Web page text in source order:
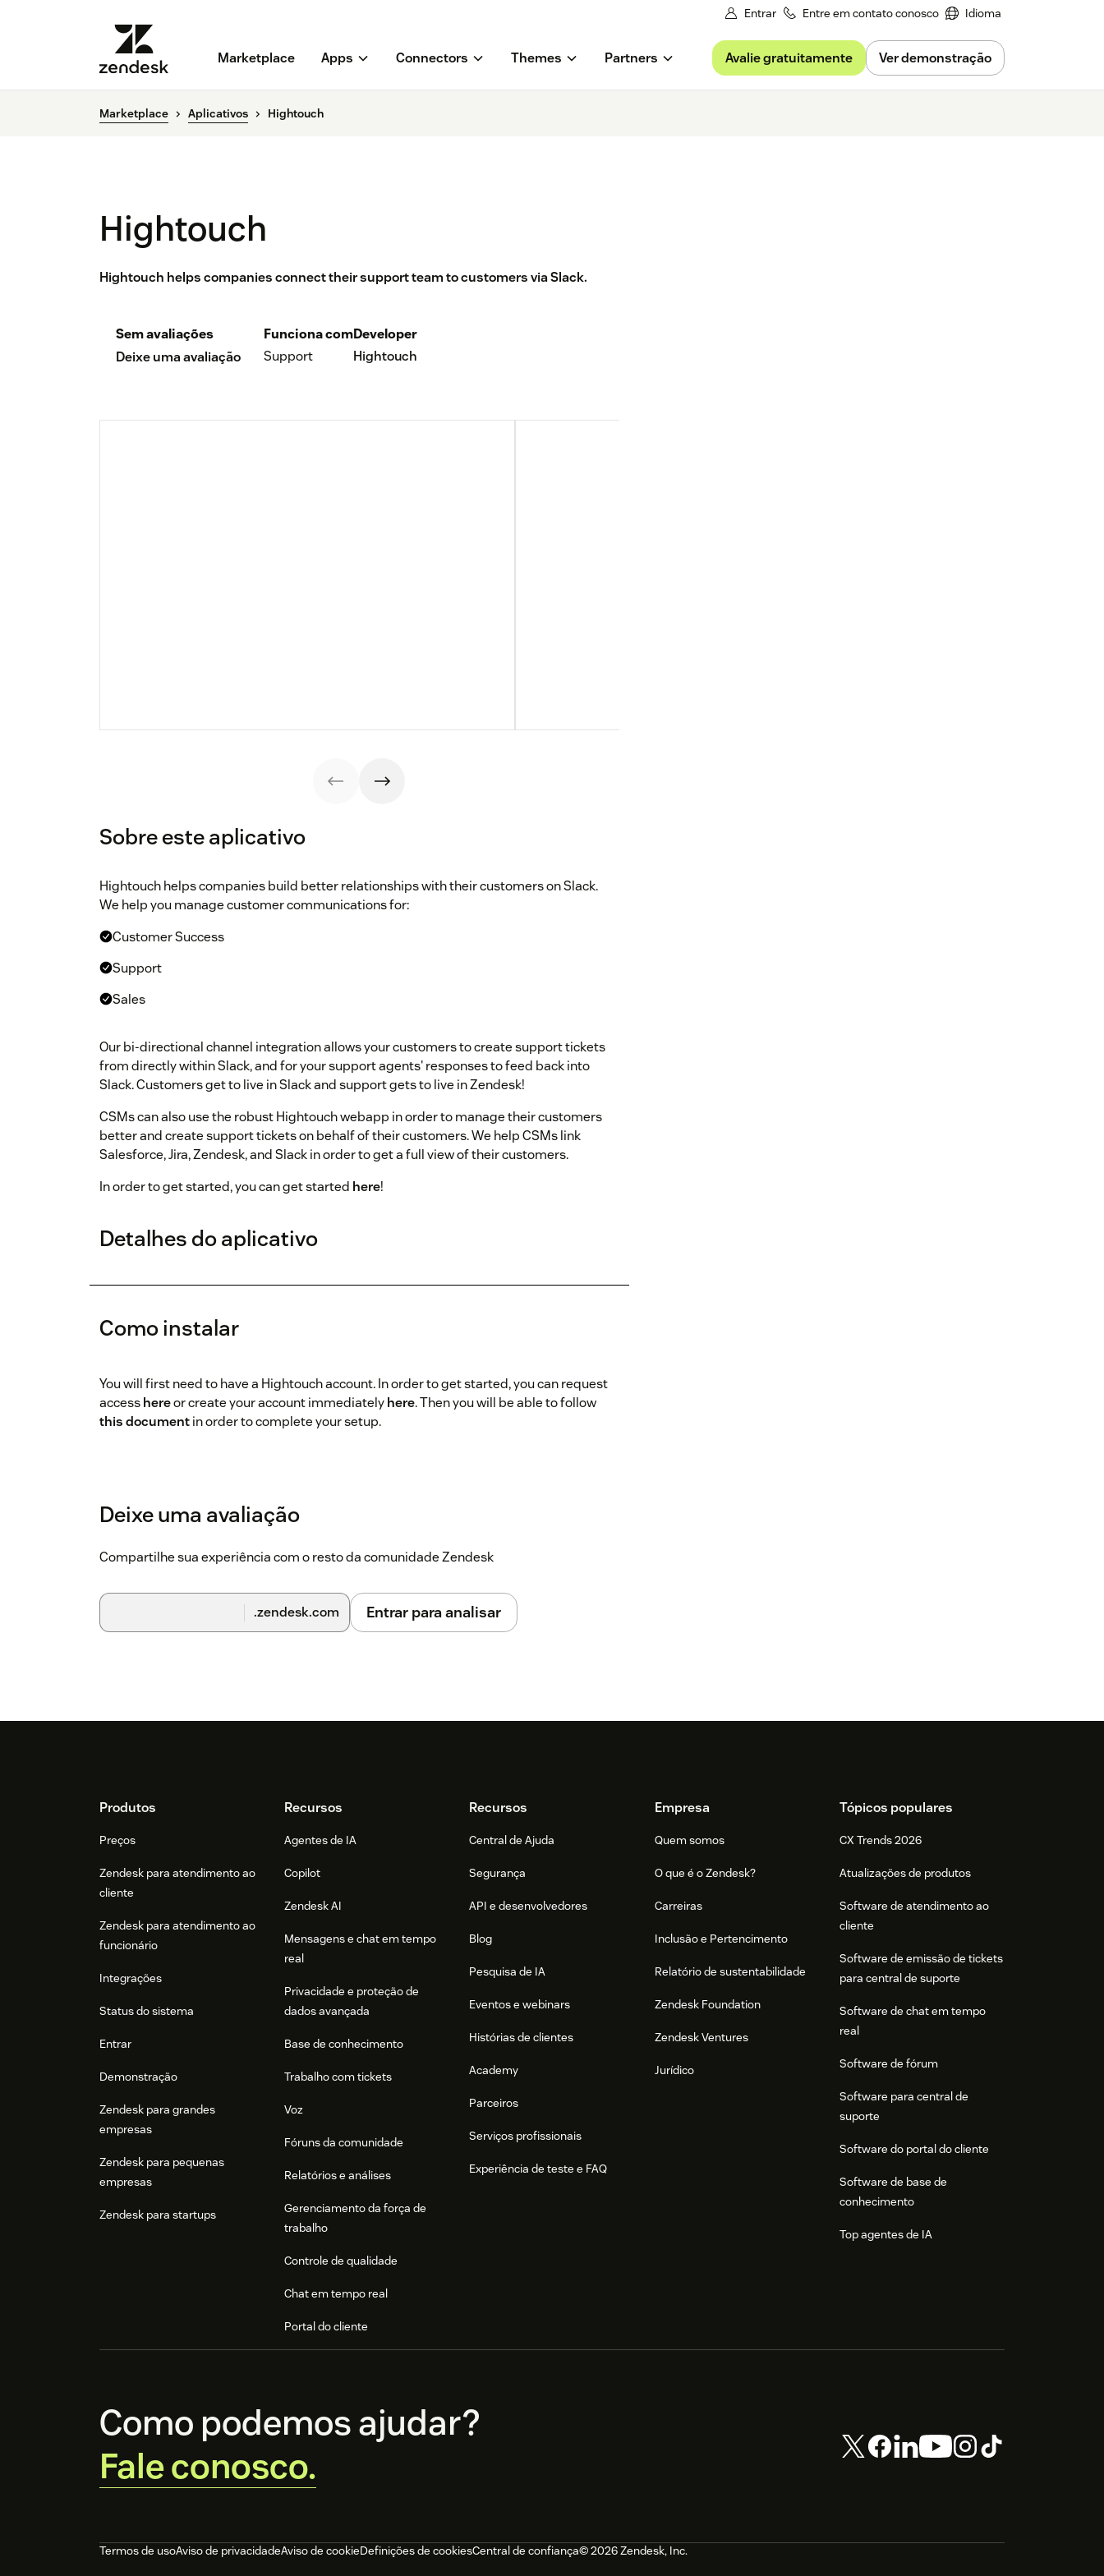
Entrar Entre em contato conosco Idioma
Marketplace Apps Connectors Themes Partners Avalie gratuitamente Ver demonstração
Marketplace Aplicativos Hightouch
Hightouch
Hightouch helps companies connect their support team to customers via Slack.
Sem avaliações
Deixe uma avaliação
Funciona com
Support
Developer
Hightouch
Sobre este aplicativo
Hightouch helps companies build better relationships with their customers on Slack.
We help you manage customer communications for:
Customer Success
Support
Sales
Our bi-directional channel integration allows your customers to create support tickets
from directly within Slack, and for your support agents' responses to feed back into
Slack. Customers get to live in Slack and support gets to live in Zendesk!
CSMs can also use the robust Hightouch webapp in order to manage their customers
better and create support tickets on behalf of their customers. We help CSMs link
Salesforce, Jira, Zendesk, and Slack in order to get a full view of their customers.
In order to get started, you can get started here!
Detalhes do aplicativo
Como instalar
You will first need to have a Hightouch account. In order to get started, you can request
accesshereor create your account immediatelyhere. Then you will be able to follow
this documentin order to complete your setup.
Deixe uma avaliação
Compartilhe sua experiência com o resto da comunidade Zendesk
.zendesk.com Entrar para analisar
FooterProdutos
Preços
Zendesk para atendimento ao
cliente
Zendesk para atendimento ao
funcionário
Integrações
Status do sistema
Entrar
Demonstração
Zendesk para grandes
empresas
Zendesk para pequenas
empresas
Zendesk para startups
Recursos
Agentes de IA
Copilot
Zendesk AI
Mensagens e chat em tempo
real
Privacidade e proteção de
dados avançada
Base de conhecimento
Trabalho com tickets
Voz
Fóruns da comunidade
Relatórios e análises
Gerenciamento da força de
trabalho
Controle de qualidade
Chat em tempo real
Portal do cliente
Recursos
Central de Ajuda
Segurança
API e desenvolvedores
Blog
Pesquisa de IA
Eventos e webinars
Histórias de clientes
Academy
Parceiros
Serviços profissionais
Experiência de teste e FAQ
Empresa
Quem somos
O que é o Zendesk?
Carreiras
Inclusão e Pertencimento
Relatório de sustentabilidade
Zendesk Foundation
Zendesk Ventures
Jurídico
Tópicos populares
CX Trends 2026
Atualizações de produtos
Software de atendimento ao
cliente
Software de emissão de tickets
para central de suporte
Software de chat em tempo
real
Software de fórum
Software para central de
suporte
Software do portal do cliente
Software de base de
conhecimento
Top agentes de IA
Como podemos ajudar?
Fale conosco.
Termos de usoAviso de privacidadeAviso de cookieDefinições de cookiesCentral de confiança© 2026 Zendesk, Inc.